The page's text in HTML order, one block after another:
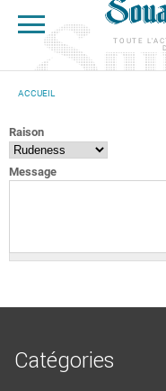
TOUTE
ACCUEIL
Raison
Message
Catégories